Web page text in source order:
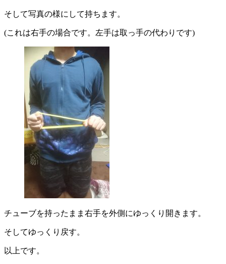
そして写真の様にして持ちます。
(これは右手の場合です。左手は取っ手の代わりです)
チューブを持ったまま右手を外側にゆっくり開きます。
そしてゆっくり戻す。
以上です。